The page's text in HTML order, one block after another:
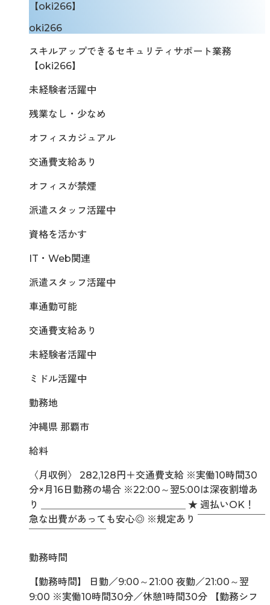
【oki266】
oki266
スキルアップできるセキュリティサポート業務
【oki266】
未経験者活躍中
残業なし・少なめ
オフィスカジュアル
交通費支給あり
オフィスが禁煙
派遣スタッフ活躍中
資格を活かす
IT・Web関連
派遣スタッフ活躍中
車通勤可能
交通費支給あり
未経験者活躍中
ミドル活躍中
勤務地
沖縄県 那覇市
給料
〈月収例〉 282,128円＋交通費支給 ※実働10時間30
分×月16日勤務の場合 ※22:00～翌5:00は深夜割増あ
り ＿＿＿＿＿＿＿＿＿＿＿＿＿＿＿ ★ 週払いOK！
急な出費があっても安心◎ ※規定あり ￣￣￣￣￣￣￣
勤務時間
【勤務時間】 日勤／9:00～21:00 夜勤／21:00～翌
9:00 ※実働10時間30分／休憩1時間30分 【勤務シフ